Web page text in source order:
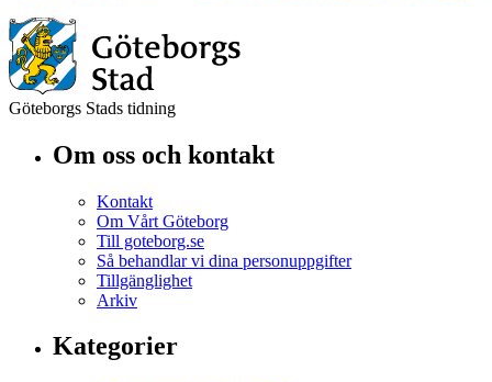
Göteborgs Stads tidning
Om oss och kontakt
Kontakt
Om Vårt Göteborg
Till goteborg.se
Så behandlar vi dina personuppgifter
Tillgänglighet
Arkiv
Kategorier